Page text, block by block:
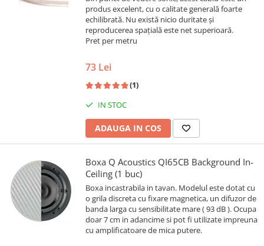
produs excelent, cu o calitate generală foarte
echilibrată. Nu există nicio duritate și
reproducerea spațială este net superioară.
Pret per metru
73 Lei
(1)
IN STOC
ADAUGA IN COS
Boxa Q Acoustics QI65CB Background In-
Ceiling (1 buc)
Boxa incastrabila in tavan. Modelul este dotat cu
o grila discreta cu fixare magnetica, un difuzor de
banda larga cu sensibilitate mare ( 93 dB ). Ocupa
doar 7 cm in adancime si pot fi utilizate impreuna
cu amplificatoare de mica putere.